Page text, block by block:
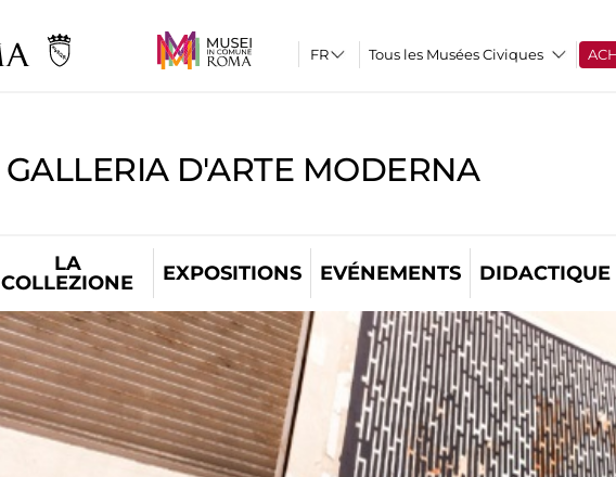
Tous les Musées Civiques
GALLERIA D'ARTE MODERNA
LA
COLLEZIONE
EXPOSITIONS EVÉNEMENTS DIDACTIQUE